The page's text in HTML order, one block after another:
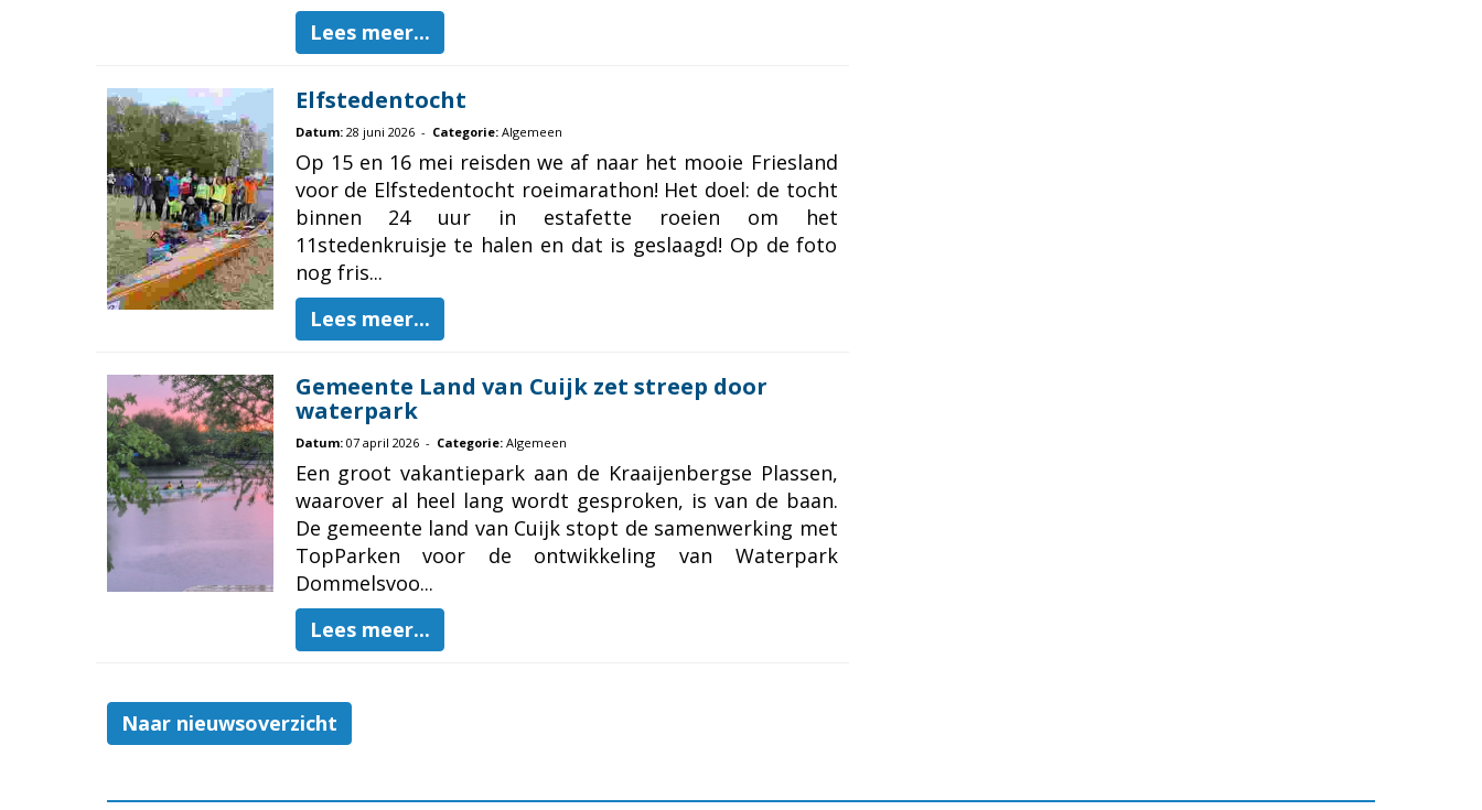
Lees meer...
Elfstedentocht
Datum:28 juni 2026 - Categorie:Algemeen
Op 15 en 16 mei reisden we af naar het mooie Friesland
voor de Elfstedentocht roeimarathon! Het doel: de tocht
binnen 24 uur in estafette roeien om het
11stedenkruisje te halen en dat is geslaagd! Op de foto
nog fris...
Lees meer...
Gemeente Land van Cuijk zet streep door
waterpark
Datum:07 april 2026 - Categorie:Algemeen
Een groot vakantiepark aan de Kraaijenbergse Plassen,
waarover al heel lang wordt gesproken, is van de baan.
De gemeente land van Cuijk stopt de samenwerking met
TopParken voor de ontwikkeling van Waterpark
Dommelsvoo...
Lees meer...
Naar nieuwsoverzicht